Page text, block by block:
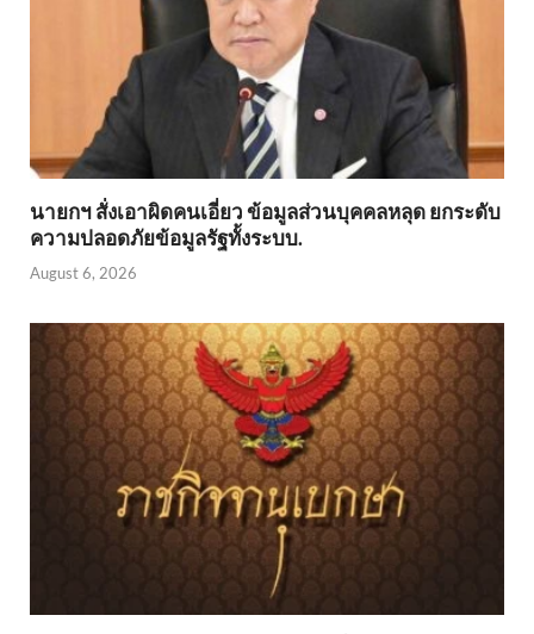
นายกฯ สั่งเอาผิดคนเอี่ยว ข้อมูลส่วนบุคคลหลุด ยกระดับ
ความปลอดภัยข้อมูลรัฐทั้งระบบ.
August 6, 2026